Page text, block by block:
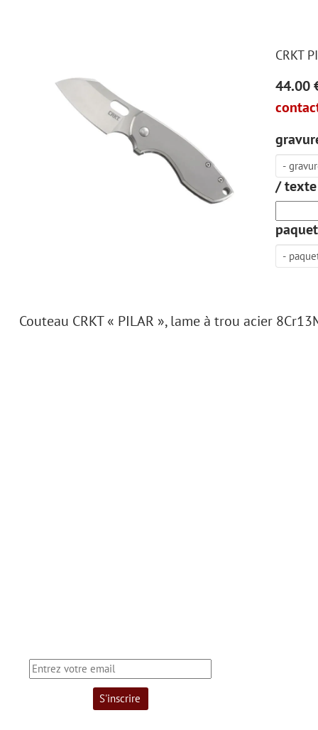
CRKT
44.00
/ texte
Couteau CRKT « PILAR », lame à trou acier